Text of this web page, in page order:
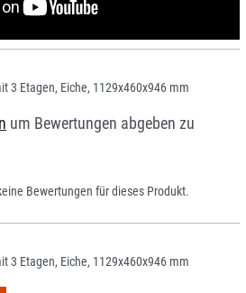
3 Etagen, Eiche, 1129x460x946 mm
um Bewertungen abgeben zu
Bewertungen für dieses Produkt.
3 Etagen, Eiche, 1129x460x946 mm